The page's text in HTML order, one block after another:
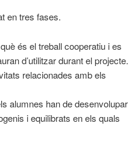
en tres fases.
és el treball cooperatiu i es
d’utilitzar durant el projecte.
relacionades amb els
alumnes han de desenvolupar
i equilibrats en els quals